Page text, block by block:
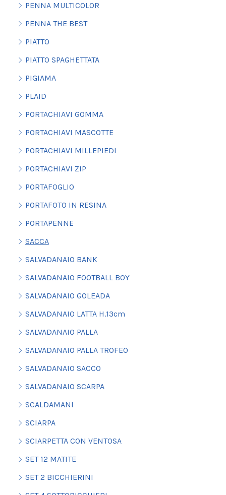
PENNA MULTICOLOR
PENNA THE BEST
PIATTO
PIATTO SPAGHETTATA
PIGIAMA
PLAID
PORTACHIAVI GOMMA
PORTACHIAVI MASCOTTE
PORTACHIAVI MILLEPIEDI
PORTACHIAVI ZIP
PORTAFOGLIO
PORTAFOTO IN RESINA
PORTAPENNE
SACCA
SALVADANAIO BANK
SALVADANAIO FOOTBALL BOY
SALVADANAIO GOLEADA
SALVADANAIO LATTA H.13cm
SALVADANAIO PALLA
SALVADANAIO PALLA TROFEO
SALVADANAIO SACCO
SALVADANAIO SCARPA
SCALDAMANI
SCIARPA
SCIARPETTA CON VENTOSA
SET 12 MATITE
SET 2 BICCHIERINI